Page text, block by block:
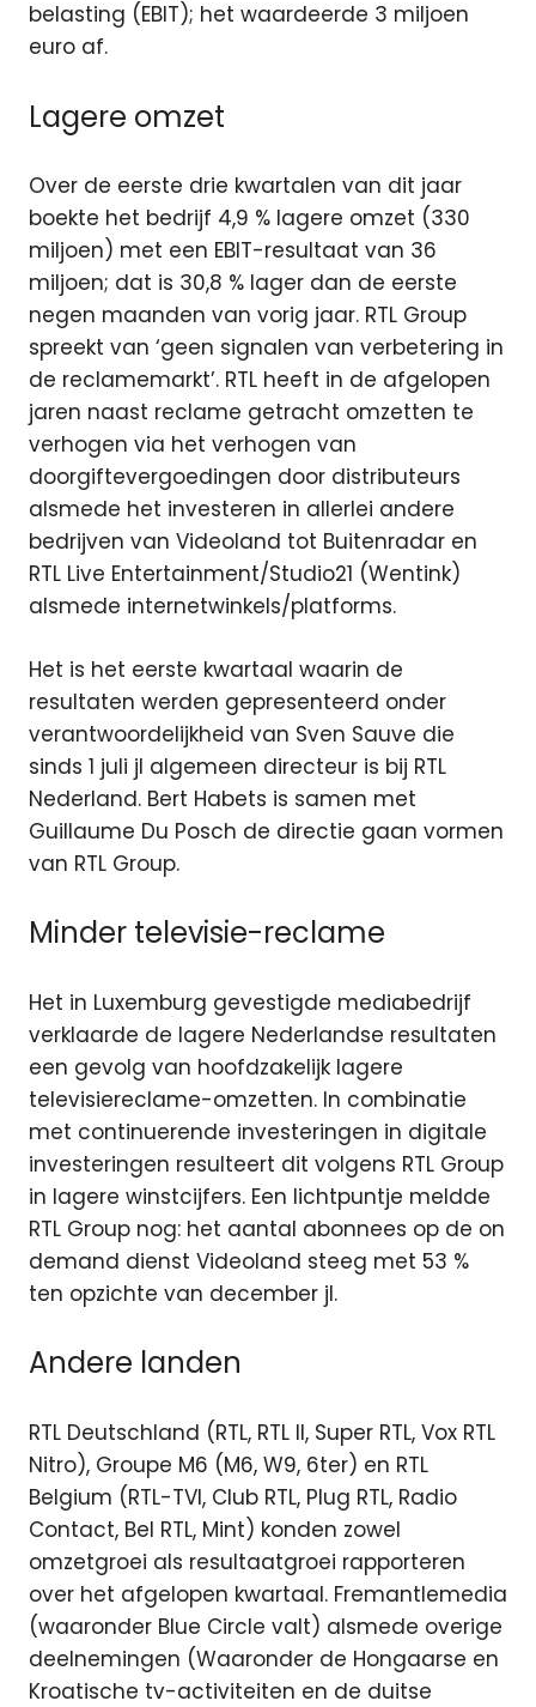
belasting (EBIT); het waardeerde 3 miljoen
euro af.
Lagere omzet
Over de eerste drie kwartalen van dit jaar
boekte het bedrijf 4,9 % lagere omzet (330
miljoen) met een EBIT-resultaat van 36
miljoen; dat is 30,8 % lager dan de eerste
negen maanden van vorig jaar. RTL Group
spreekt van ‘geen signalen van verbetering in
de reclamemarkt’. RTL heeft in de afgelopen
jaren naast reclame getracht omzetten te
verhogen via het verhogen van
doorgiftevergoedingen door distributeurs
alsmede het investeren in allerlei andere
bedrijven van Videoland tot Buitenradar en
RTL Live Entertainment/Studio21 (Wentink)
alsmede internetwinkels/platforms.
Het is het eerste kwartaal waarin de
resultaten werden gepresenteerd onder
verantwoordelijkheid van Sven Sauve die
sinds 1 juli jl algemeen directeur is bij RTL
Nederland. Bert Habets is samen met
Guillaume Du Posch de directie gaan vormen
van RTL Group.
Minder televisie-reclame
Het in Luxemburg gevestigde mediabedrijf
verklaarde de lagere Nederlandse resultaten
een gevolg van hoofdzakelijk lagere
televisiereclame-omzetten. In combinatie
met continuerende investeringen in digitale
investeringen resulteert dit volgens RTL Group
in lagere winstcijfers. Een lichtpuntje meldde
RTL Group nog: het aantal abonnees op de on
demand dienst Videoland steeg met 53 %
ten opzichte van december jl.
Andere landen
RTL Deutschland (RTL, RTL II, Super RTL, Vox RTL
Nitro), Groupe M6 (M6, W9, 6ter) en RTL
Belgium (RTL-TVI, Club RTL, Plug RTL, Radio
Contact, Bel RTL, Mint) konden zowel
omzetgroei als resultaatgroei rapporteren
over het afgelopen kwartaal. Fremantlemedia
(waaronder Blue Circle valt) alsmede overige
deelnemingen (Waaronder de Hongaarse en
Kroatische tv-activiteiten en de duitse